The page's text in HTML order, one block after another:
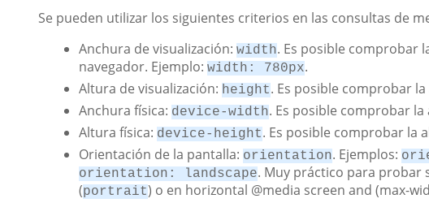
Se pueden utilizar los siguientes criterios en las consultas de
Anchura de visualización: width. Es posible comprobar
navegador. Ejemplo: width: 780px.
Altura de visualización: height. Es posible comprobar
Anchura física: device-width. Es posible comprobar
Altura física: device-height. Es posible comprobar la
Orientación de la pantalla: orientation. Ejemplos:
orientation: landscape. Muy práctico para probar
(portrait) o en horizontal @media screen and (max-